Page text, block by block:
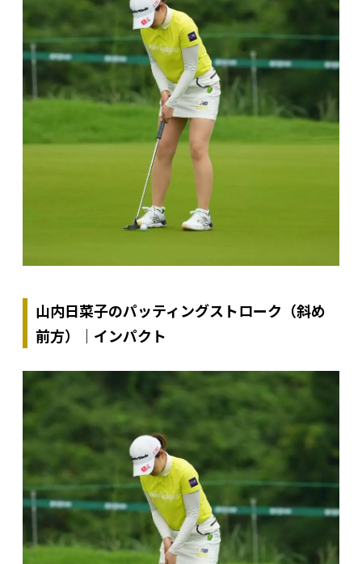
山内日菜子のパッティングストローク（斜め
前方）｜インパクト